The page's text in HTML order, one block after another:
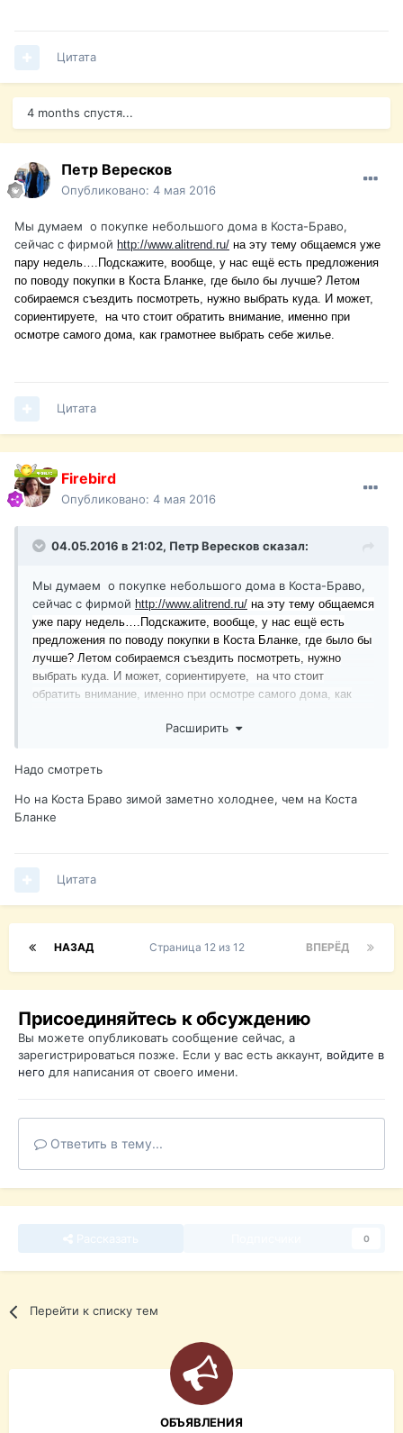
Цитата
4 months спустя...
Петр Вересков
Опубликовано: 4 мая 2016
Мы думаем о покупке небольшого дома в Коста-Браво,
сейчас с фирмой http://www.alitrend.ru/ на эту тему общаемся уже
пару недель….Подскажите, вообще, у нас ещё есть предложения
по поводу покупки в Коста Бланке, где было бы лучше? Летом
собираемся съездить посмотреть, нужно выбрать куда. И может,
сориентируете, на что стоит обратить внимание, именно при
осмотре самого дома, как грамотнее выбрать себе жилье.
Цитата
Firebird
Опубликовано: 4 мая 2016
04.05.2016 в 21:02, Петр Вересков сказал:
Мы думаем о покупке небольшого дома в Коста-Браво,
сейчас с фирмой http://www.alitrend.ru/ на эту тему общаемся
уже пару недель….Подскажите, вообще, у нас ещё есть
предложения по поводу покупки в Коста Бланке, где было бы
лучше? Летом собираемся съездить посмотреть, нужно
выбрать куда. И может, сориентируете,
на что стоит
обратить внимание, именно при осмотре самого дома, как
Расширить
Надо смотреть
Но на Коста Браво зимой заметно холоднее, чем на Коста
Бланке
Цитата
НАЗАД ВПЕРЁД
Страница 12 из 12
Присоединяйтесь к обсуждению
Вы можете опубликовать сообщение сейчас, а
зарегистрироваться позже. Если у вас есть аккаунт, войдите в
него для написания от своего имени.
Ответить в тему...
0
Перейти к списку тем
ОБЪЯВЛЕНИЯ